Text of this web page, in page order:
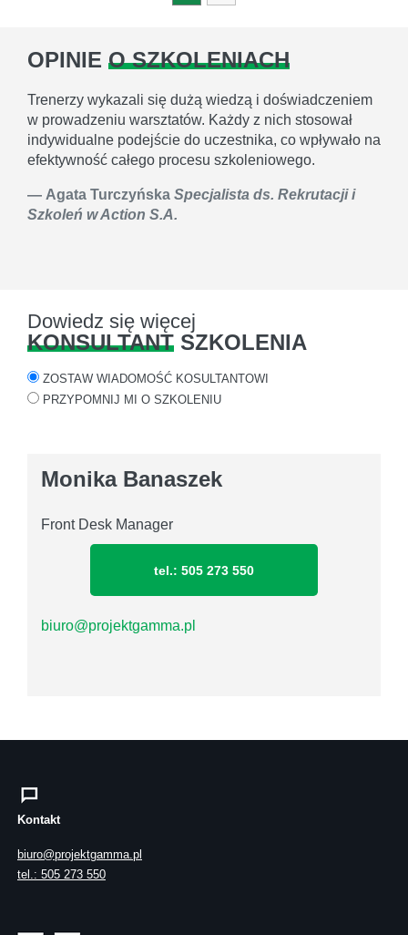
OPINIE O SZKOLENIACH
Trenerzy wykazali się dużą wiedzą i doświadczeniem
w prowadzeniu warsztatów. Każdy z nich stosował
indywidualne podejście do uczestnika, co wpływało na
efektywność całego procesu szkoleniowego.
Agata Turczyńska Specjalista ds. Rekrutacji i
Szkoleń w Action S.A.
Dowiedz się więcej
KONSULTANT SZKOLENIA
ZOSTAW WIADOMOŚĆ KOSULTANTOWI
PRZYPOMNIJ MI O SZKOLENIU
Monika Banaszek
Front Desk Manager
tel.: 505 273 550
biuro@projektgamma.pl
Kontakt
biuro@projektgamma.pl
tel.: 505 273 550